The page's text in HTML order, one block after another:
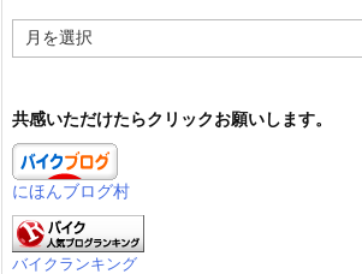
ー
ブ
共感いただけたらクリックお願いします。
にほんブログ村
バイクランキング